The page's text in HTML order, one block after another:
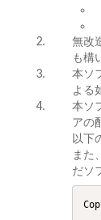
無改
も構
本ソ
よる
本ソ
アの
以下
また
だソ